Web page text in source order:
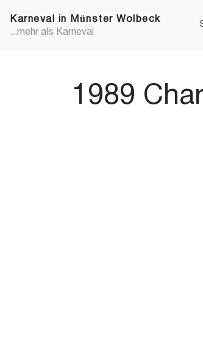
Karneval in Münster Wolbeck
...mehr als Karneval
1989